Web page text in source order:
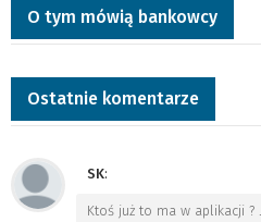
O tym mówią bankowcy
Ostatnie komentarze
SK:
Ktoś już to ma w aplikacji ?